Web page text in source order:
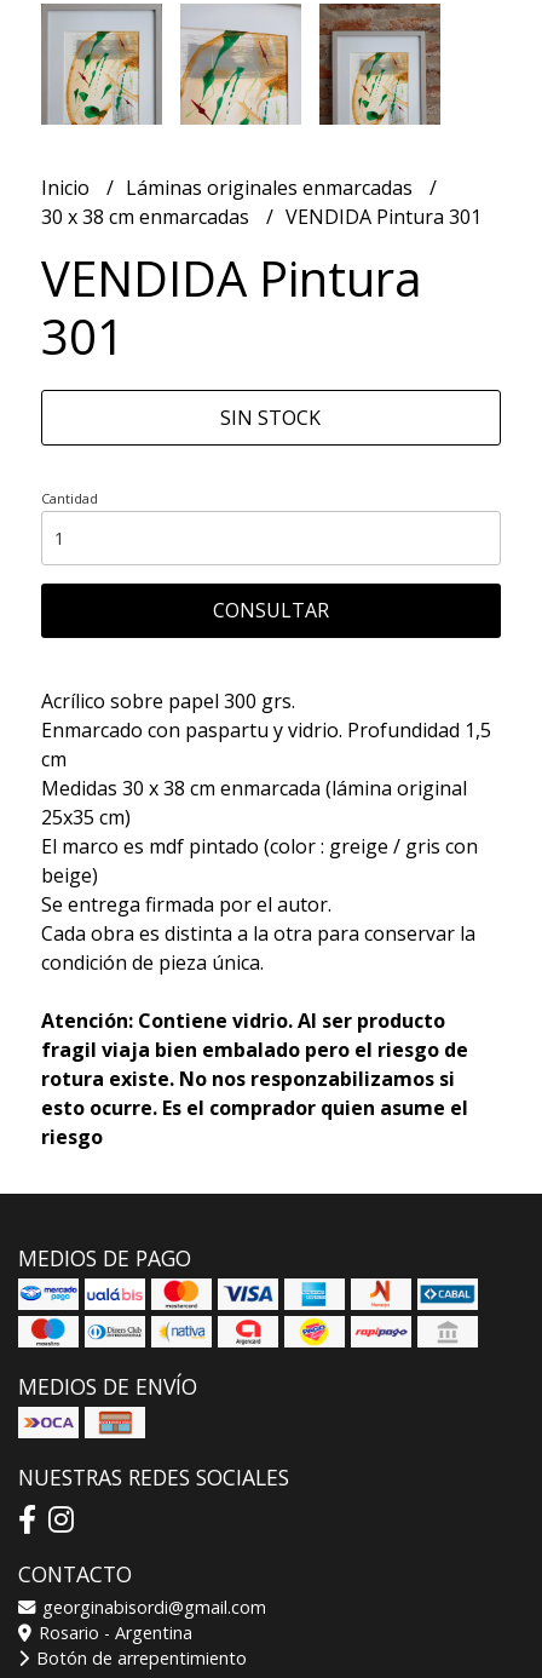
Inicio
Láminas originales enmarcadas
30 x 38 cm enmarcadas
VENDIDA Pintura 301
VENDIDA Pintura
301
SIN STOCK
Cantidad
CONSULTAR
Acrílico sobre papel 300 grs.
Enmarcado con paspartu y vidrio. Profundidad 1,5
cm
Medidas 30 x 38 cm enmarcada (lámina original
25x35 cm)
El marco es mdf pintado (color : greige / gris con
beige)
Se entrega firmada por el autor.
Cada obra es distinta a la otra para conservar la
condición de pieza única.
Atención: Contiene vidrio. Al ser producto
fragil viaja bien embalado pero el riesgo de
rotura existe. No nos responzabilizamos si
esto ocurre. Es el comprador quien asume el
riesgo
MEDIOS DE PAGO
MEDIOS DE ENVÍO
NUESTRAS REDES SOCIALES
CONTACTO
georginabisordi@gmail.com
Rosario - Argentina
Botón de arrepentimiento